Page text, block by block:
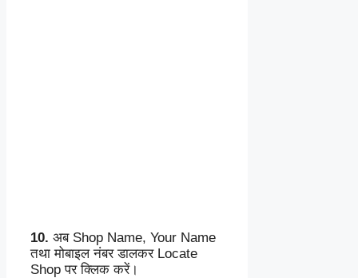
10. अब Shop Name, Your Name
तथा मोबाइल नंबर डालकर Locate
Shop पर क्लिक करें।